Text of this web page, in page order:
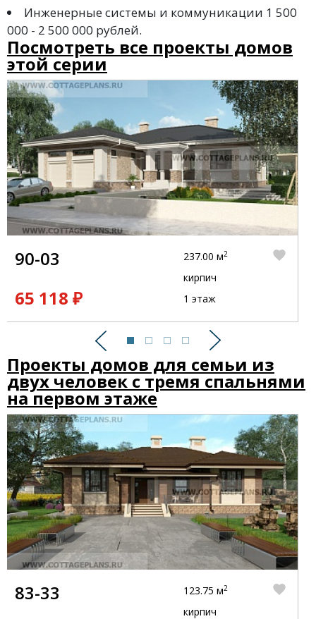
Инженерные системы и коммуникации 1 500
000 - 2 500 000 рублей.
Посмотреть все проекты домов
этой серии
Предыдущий Следующий
90-03
65 118 ₽
237.00 м2
кирпич
1 этаж
Проекты домов для семьи из
двух человек с тремя спальнями
на первом этаже
83-33
123.75 м2
кирпич